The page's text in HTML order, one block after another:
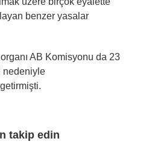
benzer yasalar
AB Komisyonu da 23
nedeniyle
takip edin